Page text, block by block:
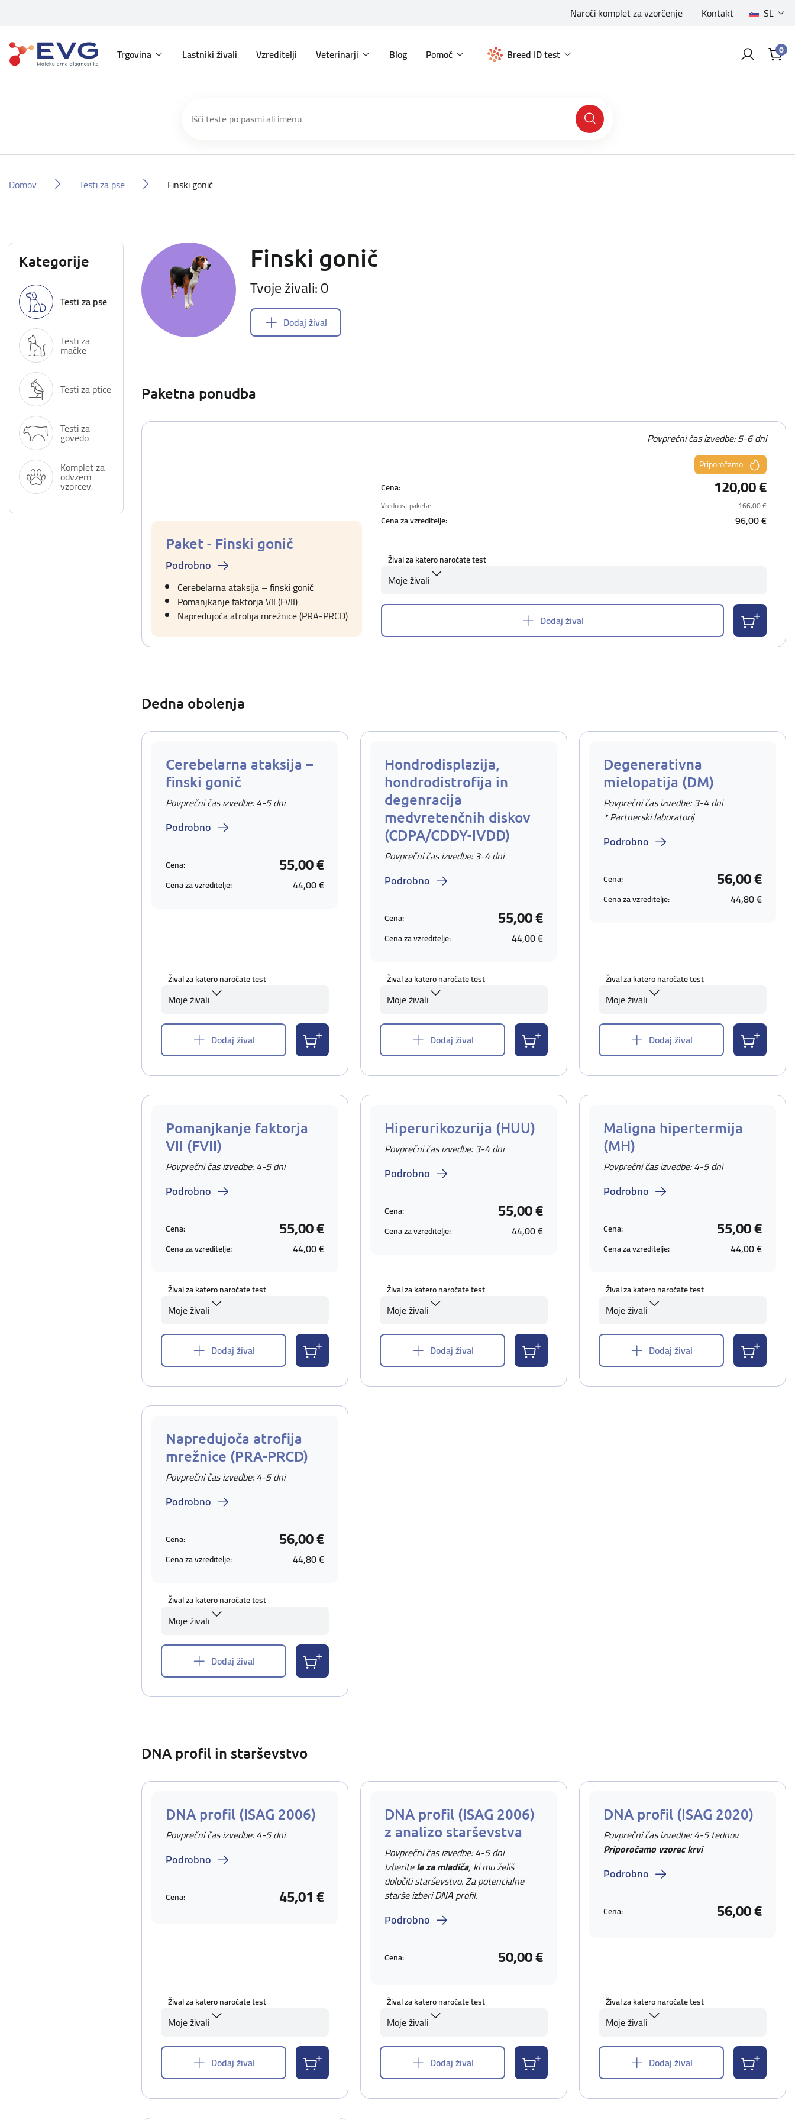
Naroči komplet za vzorčenje Kontakt SL
Trgovina Lastniki živali Vzreditelji Veterinarji Blog Pomoč Breed ID test 0
Domov Testi za pse Finski gonič
Kategorije
Testi za pse
Testi za
mačke
Testi za ptice
Testi za
govedo
Komplet za
odvzem
vzorcev
Finski gonič
Tvoje živali: 0
Dodaj žival
Paketna ponudba
Paket - Finski gonič
Podrobno
Cerebelarna ataksija – finski gonič
Pomanjkanje faktorja VII (FVII)
Napredujoča atrofija mrežnice (PRA-PRCD)
Povprečni čas izvedbe: 5-6 dni
Priporočamo
Cena:
120,00 €
Vrednost paketa: 166,00 €
Cena za vzreditelje: 96,00 €
Žival za katero naročate test
Moje živali
Dodaj žival
Dedna obolenja
Cerebelarna ataksija –
finski gonič
Povprečni čas izvedbe: 4-5 dni
Podrobno
Cena: 55,00 €
Cena za vzreditelje: 44,00 €
Žival za katero naročate test
Moje živali
Dodaj žival
Hondrodisplazija,
hondrodistrofija in
degenracija
medvretenčnih diskov
(CDPA/CDDY-IVDD)
Povprečni čas izvedbe: 3-4 dni
Podrobno
Cena: 55,00 €
Cena za vzreditelje: 44,00 €
Žival za katero naročate test
Moje živali
Dodaj žival
Degenerativna
mielopatija (DM)
Povprečni čas izvedbe: 3-4 dni
* Partnerski laboratorij
Podrobno
Cena: 56,00 €
Cena za vzreditelje: 44,80 €
Žival za katero naročate test
Moje živali
Dodaj žival
Pomanjkanje faktorja
VII (FVII)
Povprečni čas izvedbe: 4-5 dni
Podrobno
Cena: 55,00 €
Cena za vzreditelje: 44,00 €
Žival za katero naročate test
Moje živali
Dodaj žival
Hiperurikozurija (HUU)
Povprečni čas izvedbe: 3-4 dni
Podrobno
Cena: 55,00 €
Cena za vzreditelje: 44,00 €
Žival za katero naročate test
Moje živali
Dodaj žival
Maligna hipertermija
(MH)
Povprečni čas izvedbe: 4-5 dni
Podrobno
Cena: 55,00 €
Cena za vzreditelje: 44,00 €
Žival za katero naročate test
Moje živali
Dodaj žival
Napredujoča atrofija
mrežnice (PRA-PRCD)
Povprečni čas izvedbe: 4-5 dni
Podrobno
Cena: 56,00 €
Cena za vzreditelje: 44,80 €
Žival za katero naročate test
Moje živali
Dodaj žival
DNA profil in starševstvo
DNA profil (ISAG 2006)
Povprečni čas izvedbe: 4-5 dni
Podrobno
Cena: 45,01 €
Žival za katero naročate test
Moje živali
Dodaj žival
DNA profil (ISAG 2006)
z analizo starševstva
Povprečni čas izvedbe: 4-5 dni
Izberitele za mladiča, ki mu želiš
določiti starševstvo. Za potencialne
starše izberi DNA profil.
Podrobno
Cena: 50,00 €
Žival za katero naročate test
Moje živali
Dodaj žival
DNA profil (ISAG 2020)
Povprečni čas izvedbe: 4-5 tednov
Priporočamo vzorec krvi
Podrobno
Cena: 56,00 €
Žival za katero naročate test
Moje živali
Dodaj žival